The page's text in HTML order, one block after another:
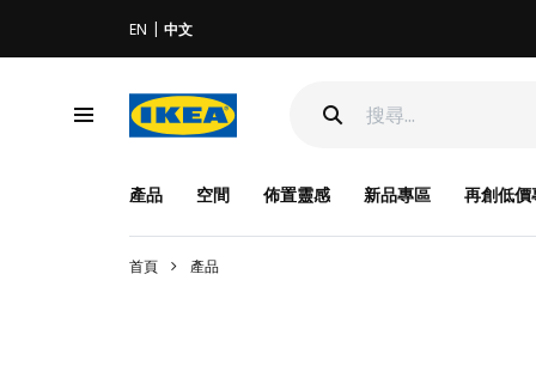
EN 中文
產品 空間 佈置靈感 新品專區 再創低價
首頁 產品